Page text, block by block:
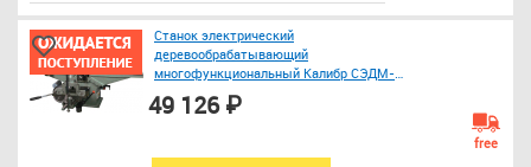
Станок электрический
деревообрабатывающий
многофункциональный Калибр СЭДМ-
49 126 ₽
free